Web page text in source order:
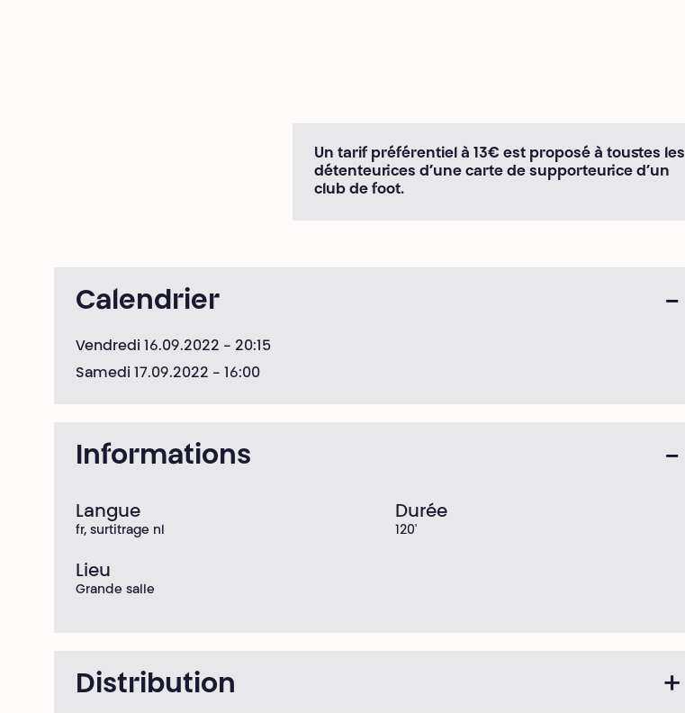
Un tarif préférentiel à 13€ est proposé à tous·tes les
détenteur·ices d’une carte de supporteur·ice d’un
club de foot.
Calendrier
Vendredi 16.09.2022 - 20:15
Samedi 17.09.2022 - 16:00
Informations
Langue
fr, surtitrage nl
Durée
120'
Lieu
Grande salle
Distribution